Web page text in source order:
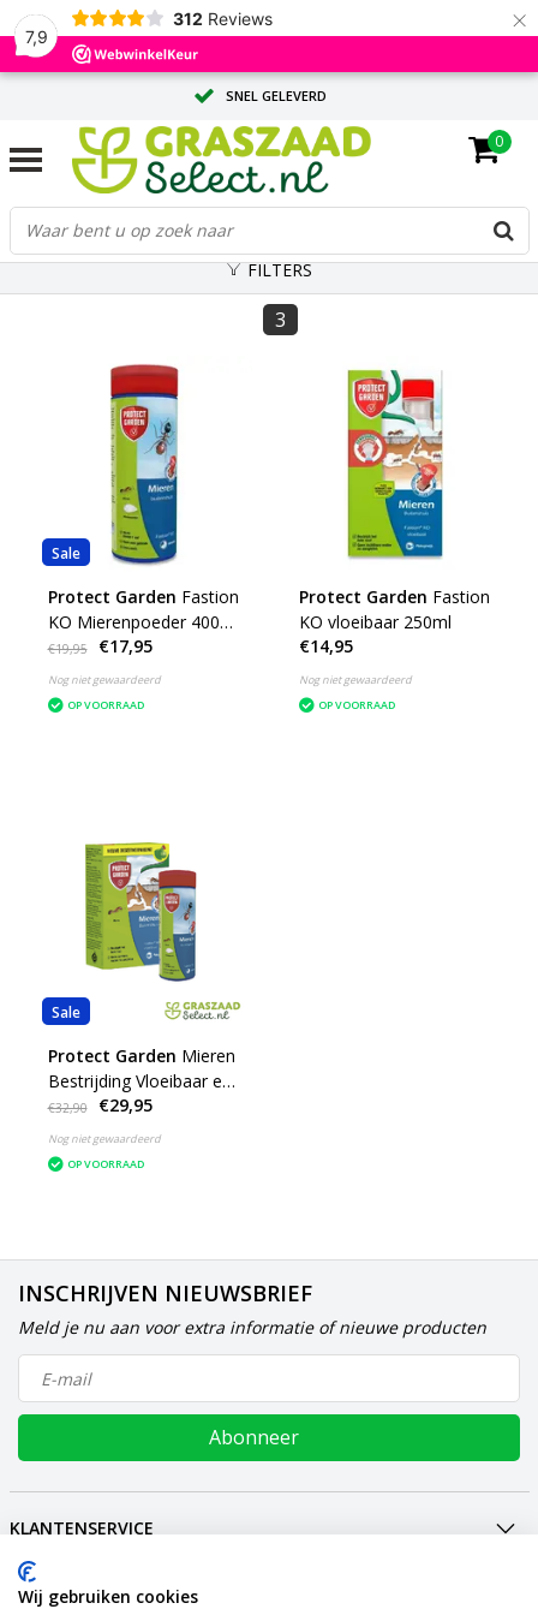
7,9
312 Reviews ×
SNEL GELEVERD
ADVIES OP MAAT DOOR ONZE EXPERTS
GROTE HOEVEELHEID? VRAAG EEN OFFERTE AAN
0
FILTERS
3
Sale
Protect Garden Fastion
KO Mierenpoeder 400
gram
€19,95 €17,95
Nog niet gewaardeerd
OP VOORRAAD
Protect Garden Fastion
KO vloeibaar 250ml
€14,95
Nog niet gewaardeerd
OP VOORRAAD
Sale
Protect Garden Mieren
Bestrijding Vloeibaar en
Poeder
€32,90 €29,95
Nog niet gewaardeerd
OP VOORRAAD
INSCHRIJVEN NIEUWSBRIEF
Meld je nu aan voor extra informatie of nieuwe producten
Abonneer
KLANTENSERVICE
MIJN ACCOUNT
INTERNATIONAL
Wij gebruiken cookies